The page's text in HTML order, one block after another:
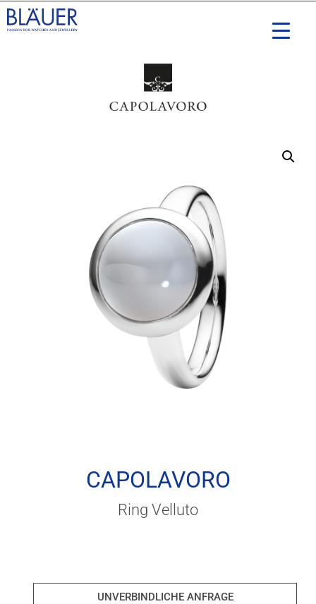
CAPOLAVORO
Ring Velluto
UNVERBINDLICHE ANFRAGE